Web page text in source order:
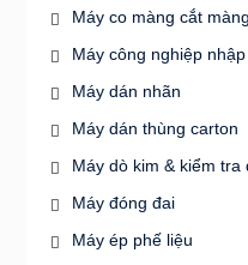
Máy co màng cắt
Máy công nghiệp
Máy dán nhãn
Máy dán thùng carton
Máy dò kim & kiểm tra
Máy đóng đai
Máy ép phế liệu